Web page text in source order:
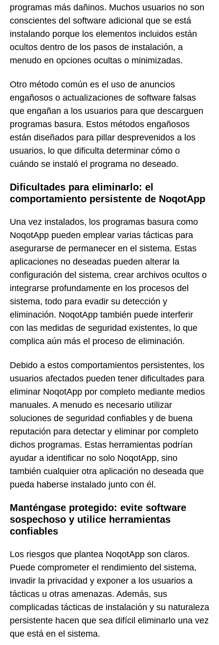
programas más dañinos. Muchos usuarios no son
conscientes del software adicional que se está
instalando porque los elementos incluidos están
ocultos dentro de los pasos de instalación, a
menudo en opciones ocultas o minimizadas.
Otro método común es el uso de anuncios
engañosos o actualizaciones de software falsas
que engañan a los usuarios para que descarguen
programas basura. Estos métodos engañosos
están diseñados para pillar desprevenidos a los
usuarios, lo que dificulta determinar cómo o
cuándo se instaló el programa no deseado.
Dificultades para eliminarlo: el
comportamiento persistente de NoqotApp
Una vez instalados, los programas basura como
NoqotApp pueden emplear varias tácticas para
asegurarse de permanecer en el sistema. Estas
aplicaciones no deseadas pueden alterar la
configuración del sistema, crear archivos ocultos o
integrarse profundamente en los procesos del
sistema, todo para evadir su detección y
eliminación. NoqotApp también puede interferir
con las medidas de seguridad existentes, lo que
complica aún más el proceso de eliminación.
Debido a estos comportamientos persistentes, los
usuarios afectados pueden tener dificultades para
eliminar NoqotApp por completo mediante medios
manuales. A menudo es necesario utilizar
soluciones de seguridad confiables y de buena
reputación para detectar y eliminar por completo
dichos programas. Estas herramientas podrían
ayudar a identificar no solo NoqotApp, sino
también cualquier otra aplicación no deseada que
pueda haberse instalado junto con él.
Manténgase protegido: evite software
sospechoso y utilice herramientas
confiables
Los riesgos que plantea NoqotApp son claros.
Puede comprometer el rendimiento del sistema,
invadir la privacidad y exponer a los usuarios a
tácticas u otras amenazas. Además, sus
complicadas tácticas de instalación y su naturaleza
persistente hacen que sea difícil eliminarlo una vez
que está en el sistema.